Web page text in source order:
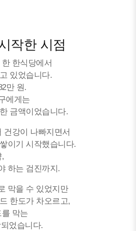
작한 시점
한식당에서
있었습니다.
만 원.
에게는
금액이었습니다.
건강이 나빠지면서
이기 시작했습니다.
,
하는 검진까지.
막을 수 있었지만
한도가 차오르고,
막는
되었습니다.